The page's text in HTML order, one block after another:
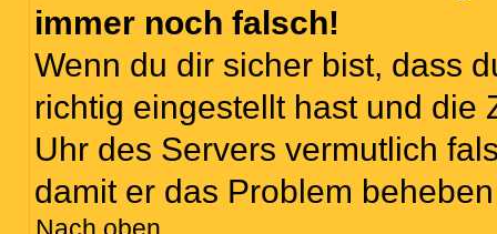
immer noch falsch!
Wenn du dir sicher bist, dass
richtig eingestellt hast und die
Uhr des Servers vermutlich
damit er das Problem